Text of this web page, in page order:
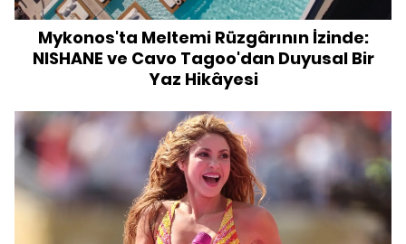
Mykonos'ta Meltemi Rüzgârının İzinde:
NISHANE ve Cavo Tagoo'dan Duyusal Bir
Yaz Hikâyesi